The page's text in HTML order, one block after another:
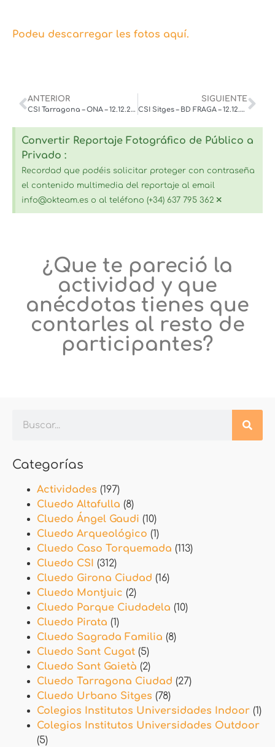
Podeu descarregar les fotos aquí.
ANTERIOR
CSI Tarragona – ONA – 12.12.2025
SIGUIENTE
CSI Sitges – BD FRAGA – 12.12.2025
Convertir Reportaje Fotográfico de Público a
Privado :
Recordad que podéis solicitar proteger con contraseña
el contenido multimedia del reportaje al email
info@okteam.es o al teléfono (+34) 637 795 362 ×
¿Que te pareció la
actividad y que
anécdotas tienes que
contarles al resto de
participantes?
Categorías
Actividades (197)
Cluedo Altafulla (8)
Cluedo Ángel Gaudi (10)
Cluedo Arqueológico (1)
Cluedo Caso Torquemada (113)
Cluedo CSI (312)
Cluedo Girona Ciudad (16)
Cluedo Montjuic (2)
Cluedo Parque Ciudadela (10)
Cluedo Pirata (1)
Cluedo Sagrada Familia (8)
Cluedo Sant Cugat (5)
Cluedo Sant Gaietà (2)
Cluedo Tarragona Ciudad (27)
Cluedo Urbano Sitges (78)
Colegios Institutos Universidades Indoor (1)
Colegios Institutos Universidades Outdoor
(5)